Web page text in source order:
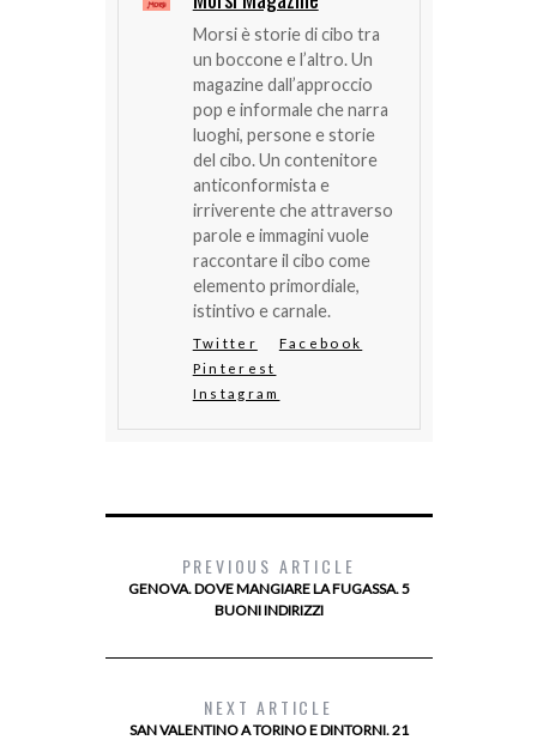
Morsi è storie di cibo tra
un boccone e l’altro. Un
magazine dall’approccio
pop e informale che narra
luoghi, persone e storie
del cibo. Un contenitore
anticonformista e
irriverente che attraverso
parole e immagini vuole
raccontare il cibo come
elemento primordiale,
istintivo e carnale.
Twitter
Facebook
Pinterest
Instagram
PREVIOUS ARTICLE
GENOVA. DOVE MANGIARE LA FUGASSA. 5
BUONI INDIRIZZI
NEXT ARTICLE
SAN VALENTINO A TORINO E DINTORNI. 21